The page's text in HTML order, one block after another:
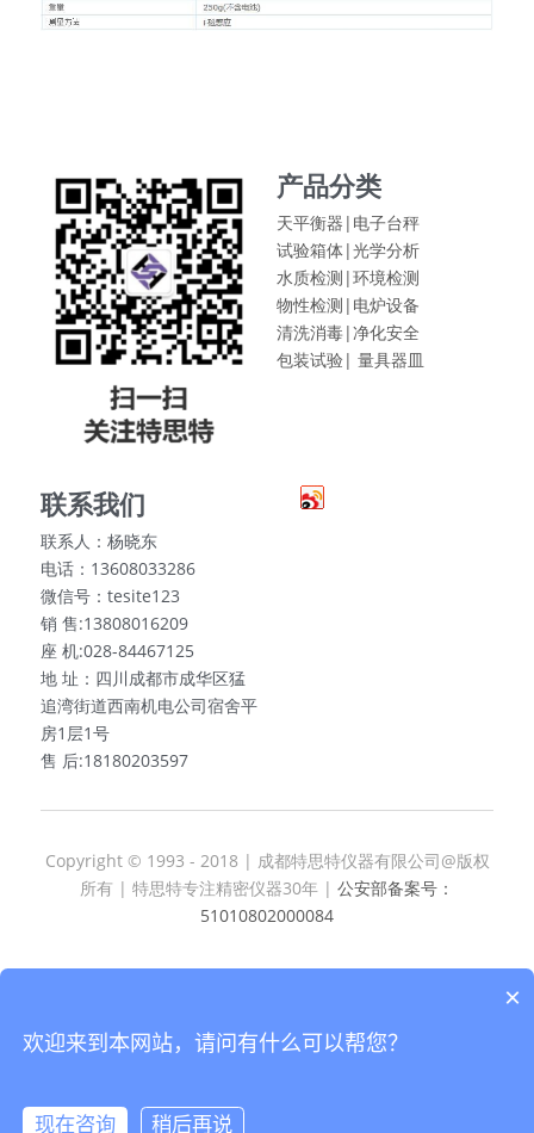
产品分类
天平衡器|电子台秤
试验箱体|光学分析
水质检测|环境检测
物性检测| 电炉设备
清洗消毒|净化安全
包装试验| 量具器皿
联系我们
联系人：杨晓东
电话：13608033286
微信号：tesite123
销 售:13808016209
座 机:028-84467125
地 址：四川成都市成华区猛
追湾街道西南机电公司宿舍平
房1层1号
售 后:18180203597
Copyright © 1993 - 2018 | 成都特思特仪器有限公司@版权
所有 | 特思特专注精密仪器30年 | 公安部备案号：
51010802000084
×
欢迎来到本网站，请问有什么可以帮您？
现在咨询 稍后再说